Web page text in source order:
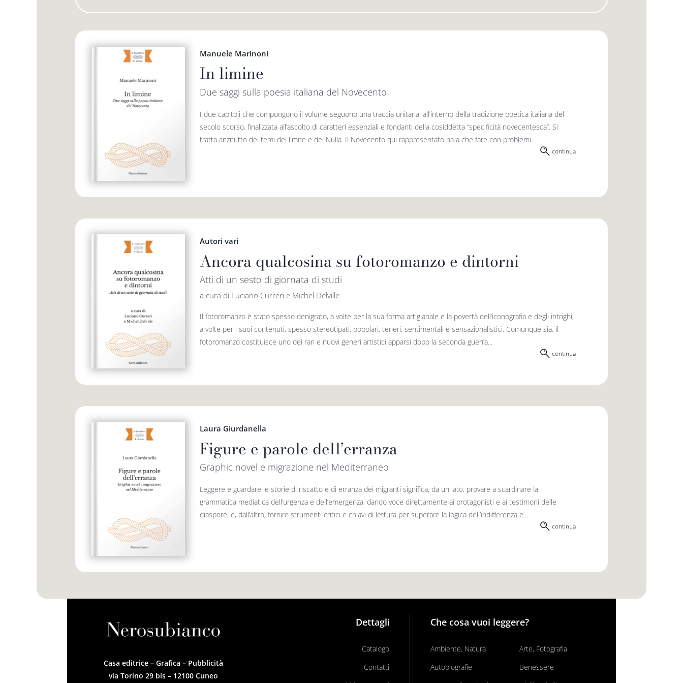
Manuele Marinoni
In limine
Due saggi sulla poesia italiana del Novecento
I due capitoli che compongono il volume seguono una traccia unitaria, all’interno della tradizione poetica italiana del
secolo scorso, finalizzata all’ascolto di caratteri essenziali e fondanti della cosiddetta “specificità novecentesca”. Si
tratta anzitutto dei temi del limite e del Nulla. Il Novecento qui rappresentato ha a che fare con problemi...
continua
Autori vari
Ancora qualcosina su fotoromanzo e dintorni
Atti di un sesto di giornata di studi
a cura di Luciano Curreri e Michel Delville
Il fotoromanzo è stato spesso denigrato, a volte per la sua forma artigianale e la povertà dell’iconografia e degli intrighi,
a volte per i suoi contenuti, spesso stereotipati, popolari, teneri, sentimentali e sensazionalistici. Comunque sia, il
fotoromanzo costituisce uno dei rari e nuovi generi artistici apparsi dopo la seconda guerra...
continua
Laura Giurdanella
Figure e parole dell’erranza
Graphic novel e migrazione nel Mediterraneo
Leggere e guardare le storie di riscatto e di erranza dei migranti significa, da un lato, provare a scardinare la
grammatica media­tica dell’urgenza e dell’emergenza, dando voce diretta­men­te ai protago­nisti e ai testimoni delle
diaspore, e, dall’altro, fornire strumenti critici e chiavi di lettura per superare la logica dell’indiffe­renza e...
continua
Casa editrice – Grafica – Pubblicità
via Torino 29 bis – 12100 Cuneo
Dettagli
Catalogo
Contatti
Che cosa vuoi leggere?
Ambiente, Natura
Arte, Fotografia
Autobiografie
Benessere